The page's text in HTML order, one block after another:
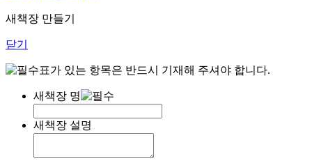
새책장 만들기
닫기
표가 있는 항목은 반드시 기재해 주셔야 합니다.
새책장 명
새책장 설명